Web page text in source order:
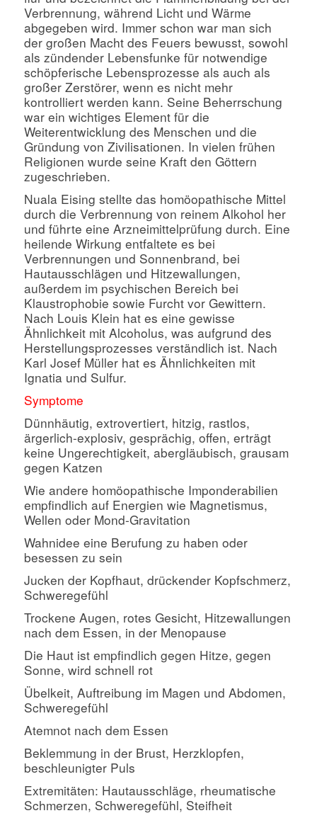
Verbrennung, während Licht und Wärme
abgegeben wird. Immer schon war man sich
der großen Macht des Feuers bewusst, sowohl
als zündender Lebensfunke für notwendige
schöpferische Lebensprozesse als auch als
großer Zerstörer, wenn es nicht mehr
kontrolliert werden kann. Seine Beherrschung
war ein wichtiges Element für die
Weiterentwicklung des Menschen und die
Gründung von Zivilisationen. In vielen frühen
Religionen wurde seine Kraft den Göttern
zugeschrieben.
Nuala Eising stellte das homöopathische Mittel
durch die Verbrennung von reinem Alkohol her
und führte eine Arzneimittelprüfung durch. Eine
heilende Wirkung entfaltete es bei
Verbrennungen und Sonnenbrand, bei
Hautausschlägen und Hitzewallungen,
außerdem im psychischen Bereich bei
Klaustrophobie sowie Furcht vor Gewittern.
Nach Louis Klein hat es eine gewisse
Ähnlichkeit mit Alcoholus, was aufgrund des
Herstellungsprozesses verständlich ist. Nach
Karl Josef Müller hat es Ähnlichkeiten mit
Ignatia und Sulfur.
Symptome
Dünnhäutig, extrovertiert, hitzig, rastlos,
ärgerlich-explosiv, gesprächig, offen, erträgt
keine Ungerechtigkeit, abergläubisch, grausam
gegen Katzen
Wie andere homöopathische Imponderabilien
empfindlich auf Energien wie Magnetismus,
Wellen oder Mond-Gravitation
Wahnidee eine Berufung zu haben oder
besessen zu sein
Jucken der Kopfhaut, drückender Kopfschmerz,
Schweregefühl
Trockene Augen, rotes Gesicht, Hitzewallungen
nach dem Essen, in der Menopause
Die Haut ist empfindlich gegen Hitze, gegen
Sonne, wird schnell rot
Übelkeit, Auftreibung im Magen und Abdomen,
Schweregefühl
Atemnot nach dem Essen
Beklemmung in der Brust, Herzklopfen,
beschleunigter Puls
Extremitäten: Hautausschläge, rheumatische
Schmerzen, Schweregefühl, Steifheit